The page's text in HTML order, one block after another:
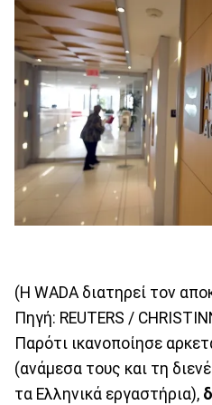
(Η WADA διατηρεί τον
Πηγή: REUTERS /
Παρότι ικανοποίησε
(ανάμεσα τους και τη
τα Ελληνικά εργαστήρια),